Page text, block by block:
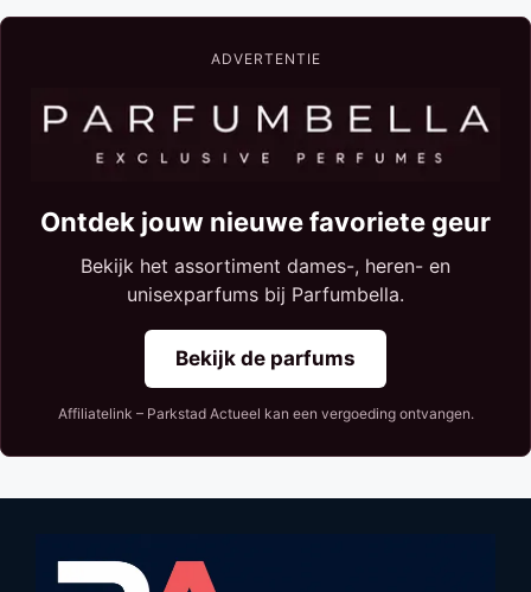
ADVERTENTIE
Ontdek jouw nieuwe favoriete geur
Bekijk het assortiment dames-, heren- en
unisexparfums bij Parfumbella.
Bekijk de parfums
Affiliatelink – Parkstad Actueel kan een vergoeding ontvangen.